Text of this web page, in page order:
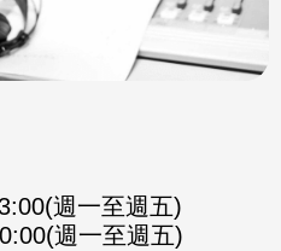
週一至週五)
週一至週五)